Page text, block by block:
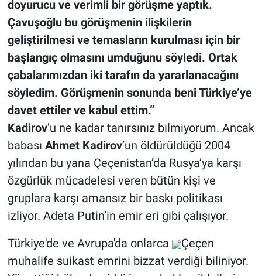
doyurucu ve verimli bir görüşme yaptık.
Çavuşoğlu bu görüşmenin ilişkilerin
geliştirilmesi ve temasların kurulması için bir
başlangıç ​​olmasını umduğunu söyledi. Ortak
çabalarımızdan iki tarafın da yararlanacağını
söyledim. Görüşmenin sonunda beni Türkiye’ye
davet ettiler ve kabul ettim.”
Kadirov’u ne kadar tanırsınız bilmiyorum. Ancak
babası Ahmet Kadirov’un öldürüldüğü 2004
yılından bu yana Çeçenistan’da Rusya’ya karşı
özgürlük mücadelesi veren bütün kişi ve
gruplara karşı amansız bir baskı politikası
izliyor. Adeta Putin’in emir eri gibi çalışıyor.
Türkiye'de ve Avrupa'da onlarca
Çeçen
muhalife suikast emrini bizzat verdiği biliniyor.